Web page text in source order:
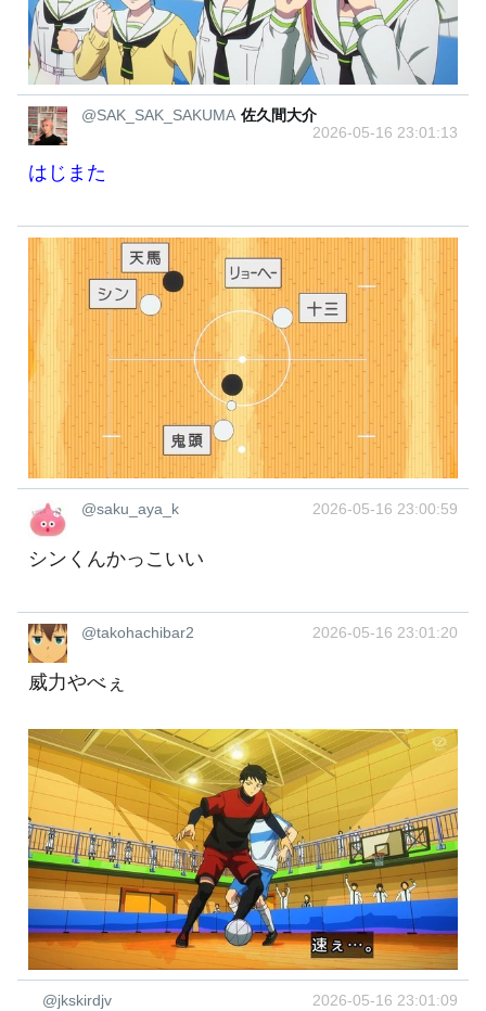
@SAK_SAK_SAKUMA 佐久間大介
2026-05-16 23:01:13
はじまた
@saku_aya_k 2026-05-16 23:00:59
シンくんかっこいい
@takohachibar2 2026-05-16 23:01:20
威力やべぇ
@jkskirdjv 2026-05-16 23:01:09